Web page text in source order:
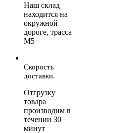
Наш склад
находится на
окружной
дороге, трасса
М5
Скорость
доставки.
Отгрузку
товара
производим в
течении 30
минут